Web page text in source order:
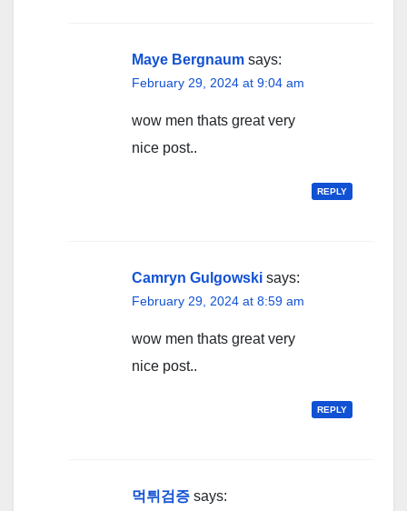
Maye Bergnaum says:
February 29, 2024 at 9:04 am
wow men thats great very
nice post..
REPLY
Camryn Gulgowski says:
February 29, 2024 at 8:59 am
wow men thats great very
nice post..
REPLY
먹튀검증 says: